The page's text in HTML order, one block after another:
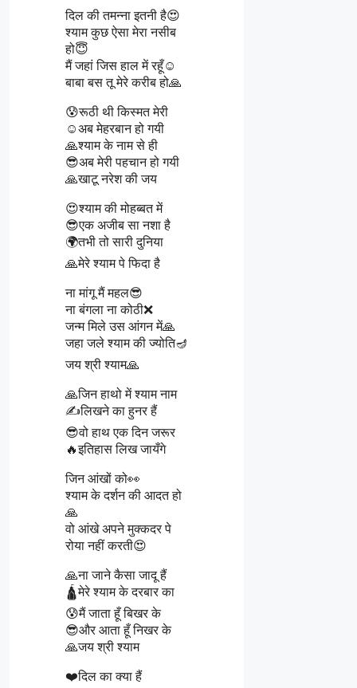
दिल की तमन्ना इतनी है😍
श्याम कुछ ऐसा मेरा नसीब
हो😇
मैं जहां जिस हाल में रहूँ☺️
बाबा बस तू मेरे करीब हो🙏
😰रूठी थी किस्मत मेरी
☺️अब मेहरबान हो गयी
🙏श्याम के नाम से ही
😎अब मेरी पहचान हो गयी
🙏खाटू नरेश की जय
😍श्याम की मोहब्बत में
😎एक अजीब सा नशा है
🌍तभी तो सारी दुनिया
🙏मेरे श्याम पे फिदा है
ना मांगू मैं महल😎
ना बंगला ना कोठी❌
जन्म मिले उस आंगन में🙏
जहा जले श्याम की ज्योति🪔
जय श्री श्याम🙏
🙏जिन हाथो में श्याम नाम
✍️लिखने का हुनर हैं
😎वो हाथ एक दिन जरूर
🔥इतिहास लिख जायँगे
जिन आंखों को👀
श्याम के दर्शन की आदत हो
🙏
वो आंखे अपने मुक्कदर पे
रोया नहीं करती😍
🙏ना जाने कैसा जादू हैं
🛕मेरे श्याम के दरबार का
😰मैं जाता हूँ बिखर के
😎और आता हूँ निखर के
🙏जय श्री श्याम
❤️दिल का क्या हैं